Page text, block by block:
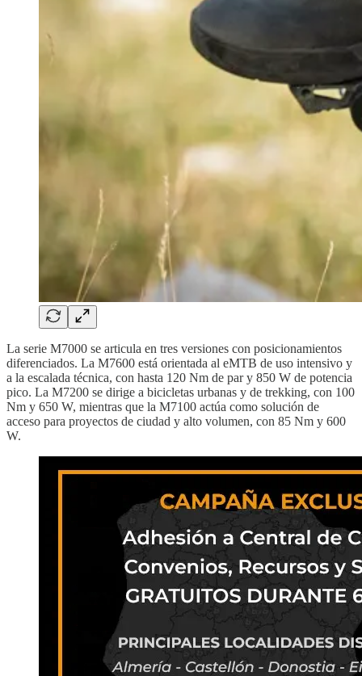
La serie M7000 se articula en tres versiones con posicionamientos
diferenciados. La M7600 está orientada al eMTB de uso intensivo y
a la escalada técnica, con hasta 120 Nm de par y 850 W de potencia
pico. La M7200 se dirige a bicicletas urbanas y de trekking, con 100
Nm y 650 W, mientras que la M7100 actúa como solución de
acceso para proyectos de ciudad y alto volumen, con 85 Nm y 600
W.